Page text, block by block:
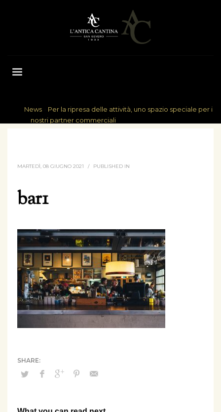
News
Per la ripresa delle attività, uno spazio speciale per i
nostri partner commerciali
MARTEDÌ, 08 GIUGNO 2021 / PUBLISHED IN
bar1